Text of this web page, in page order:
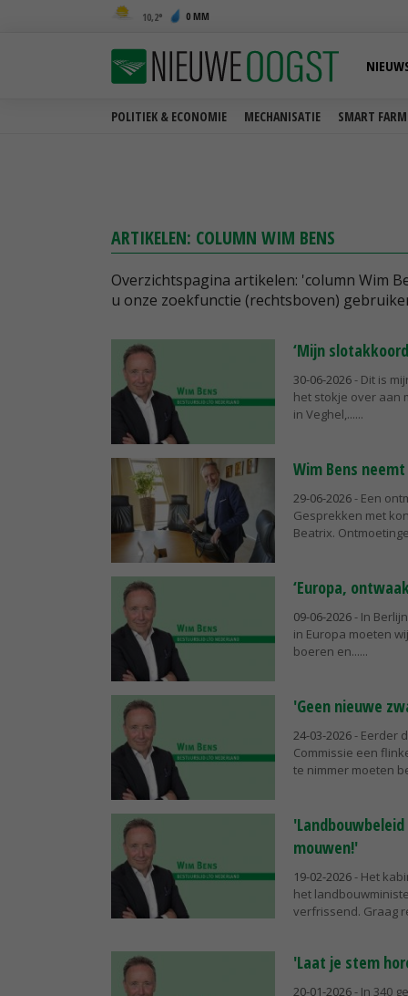
10,2 0 MM
POLITIEK & ECONOMIE MECHANISATIE SMART
ARTIKELEN: COLUMN WIM BENS
Overzichtspagina artikelen: 'column Wim
u onze zoekfunctie (rechtsboven)
‘Mijn
30-06-2026- Dit is
het stokje over aan
in Veghel,...
Wim Bens
29-06-2026- Een
Gesprekken met
Beatrix.
‘Europa,
09-06-2026- In
in Europa moeten
boeren en...
'Geen nieuwe
24-03-2026- Eerder
Commissie een
te nimmer moeten
mouwen!'
19-02-2026- Het
het
verfrissend. Graag
'Laat je stem
20-01-2026- In 340